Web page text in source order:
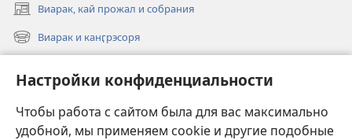
Настройки конфиденциальности
Чтобы работа с сайтом была для вас максимально
удобной, мы применяем cookie и другие подобные
Виарак, кай прожал и собрания
(открывается
в
новом
Виарак и канӷрэсоря
(открывается
в
новом
окне) Видео
Родэ